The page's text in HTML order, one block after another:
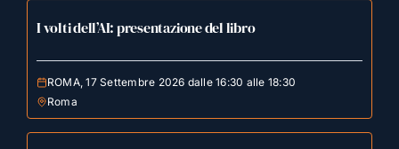
I volti dell’AI: presentazione del libro
ROMA, 17 Settembre 2026 dalle 16:30 alle 18:30
Roma